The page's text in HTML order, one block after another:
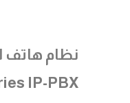
نظام هاتف
IP-PBX